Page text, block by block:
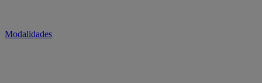
Modalidades